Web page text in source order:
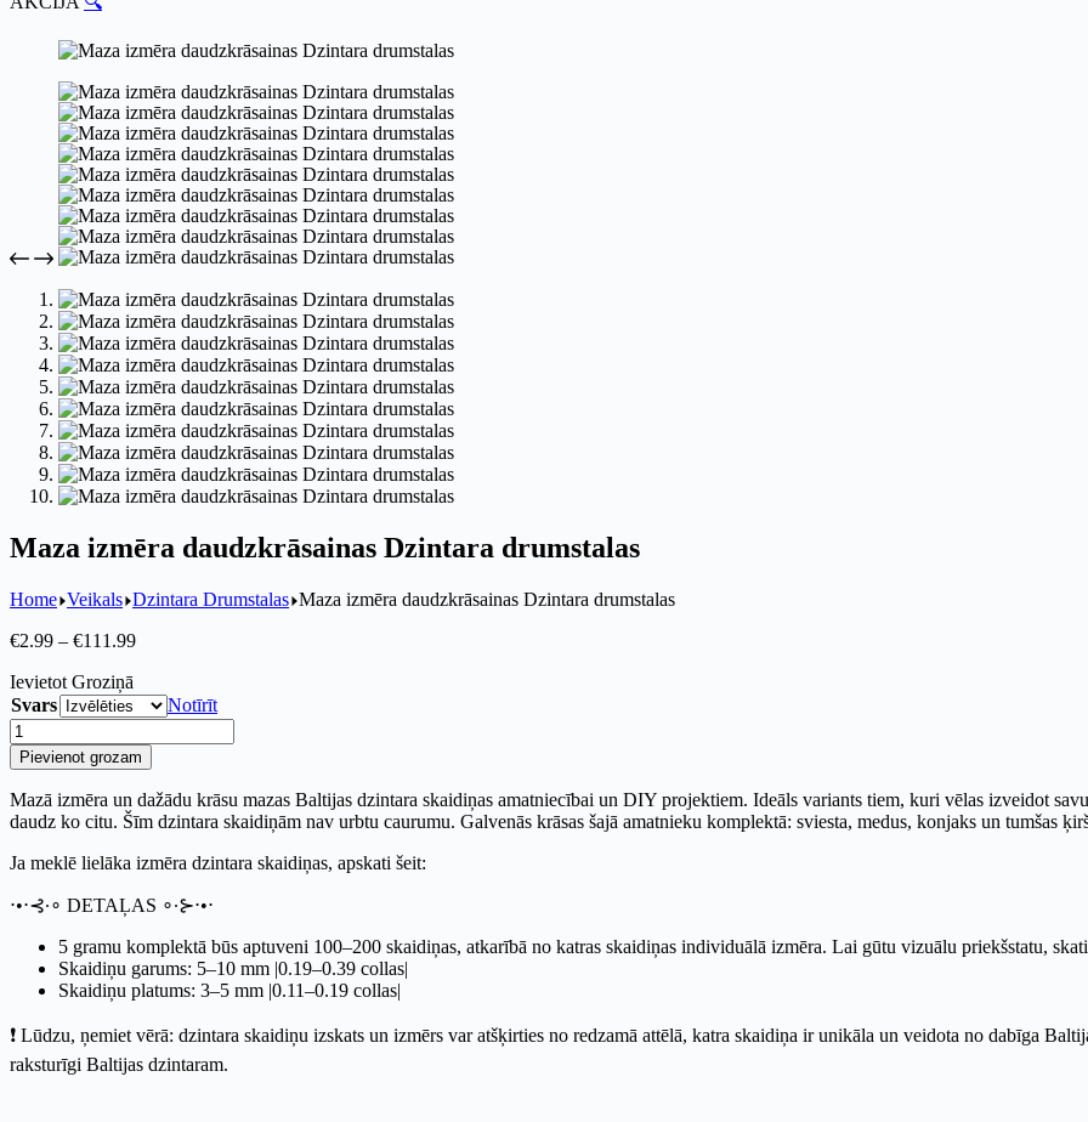
Maza izmēra daudzkrāsainas Dzintara drumstalas
Home Veikals Dzintara Drumstalas Maza izmēra daudzkrāsainas Dzintara drumstalas
€2.99 – €111.99
Ievietot Groziņā
Svars
Notīrīt
Pievienot grozam
Mazā izmēra un dažādu krāsu mazas Baltijas dzintara skaidiņas amatniecībai un DIY projektiem. Ideāls variants tiem, kuri vēlas izveidot
daudz ko citu. Šīm dzintara skaidiņām nav urbtu caurumu. Galvenās krāsas šajā amatnieku komplektā: sviesta, medus, konjaks un tumšas
Ja meklē lielāka izmēra dzintara skaidiņas, apskati šeit:
⋅•⋅⊰∙∘ DETAĻAS ∘∙⊱⋅•⋅
5 gramu komplektā būs aptuveni 100–200 skaidiņas, atkarībā no katras skaidiņas individuālā izmēra. Lai gūtu vizuālu priekšstatu,
Skaidiņu garums: 5–10 mm |0.19–0.39 collas|
Skaidiņu platums: 3–5 mm |0.11–0.19 collas|
❗ Lūdzu, ņemiet vērā: dzintara skaidiņu izskats un izmērs var atšķirties no redzamā attēlā, katra skaidiņa ir unikāla un veidota no dabīga
raksturīgi Baltijas dzintaram.